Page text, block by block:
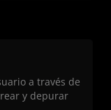
a través de
y depurar